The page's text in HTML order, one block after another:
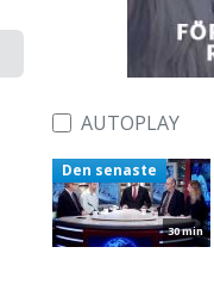
AUTOPLAY
30 min
Den senaste